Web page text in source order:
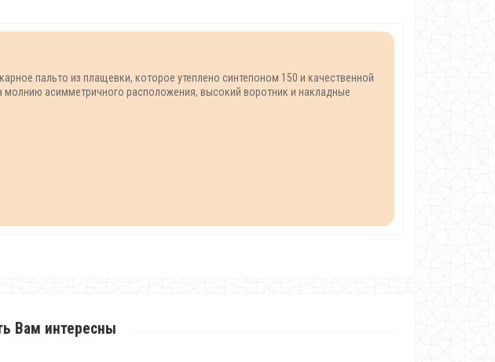
пальто из плащевки, которое утеплено синтепоном 150 и качественной
молнию асимметричного расположения, высокий воротник и накладные
Вам интересны